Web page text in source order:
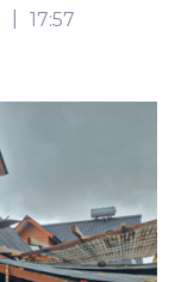
17:57